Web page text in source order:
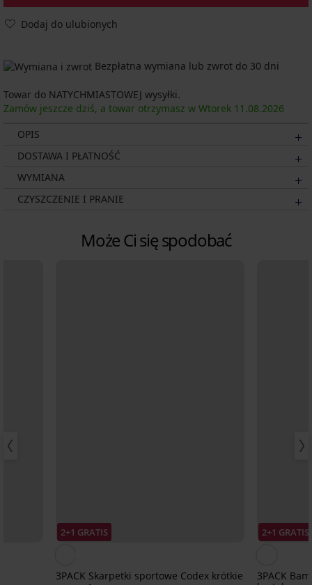
Dodaj do ulubionych
Bezpłatna wymiana lub zwrot do 30 dni
Towar do NATYCHMIASTOWEJ wysyłki.
Zamów jeszcze dziś, a towar otrzymasz w Wtorek 11.08.2026
OPIS
DOSTAWA I PŁATNOŚĆ
WYMIANA
CZYSZCZENIE I PRANIE
Może Ci się spodobać
2+1 GRATIS
3PACK Skarpetki sportowe Codex krótkie
2+1 GRATIS
3PACK